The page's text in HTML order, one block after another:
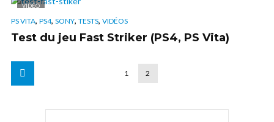
VIDÉO
PS VITA, PS4, SONY, TESTS, VIDÉOS
Test du jeu Fast Striker (PS4, PS Vita)
1 2